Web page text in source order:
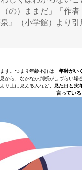
の）ままだ」「作
泉』（小学館）より引
す。つまり年齢不詳は、 年齢がい
から、なかなか判断がしづらい場
り上に見える人など、
見た目と実
言っている